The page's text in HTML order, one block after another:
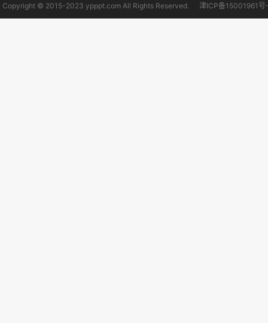
Copyright © 2015-2023 ypppt.com All Rights Reserved. 津ICP备15001961号